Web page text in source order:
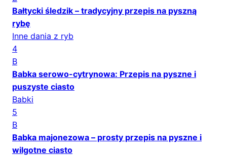
Bałtycki śledzik – tradycyjny przepis na pyszną
rybę
Inne dania z ryb
4
B
Babka serowo-cytrynowa: Przepis na pyszne i
puszyste ciasto
Babki
5
B
Babka majonezowa – prosty przepis na pyszne i
wilgotne ciasto